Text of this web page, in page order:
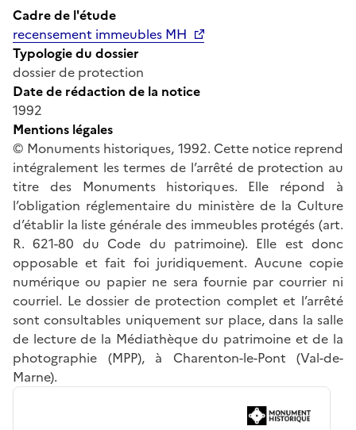
Cadre de l'étude
recensement immeubles MH
Typologie du dossier
dossier de protection
Date de rédaction de la notice
1992
Mentions légales
© Monuments historiques, 1992. Cette notice reprend
intégralement les termes de l’arrêté de protection au
titre des Monuments historiques. Elle répond à
l’obligation réglementaire du ministère de la Culture
d’établir la liste générale des immeubles protégés (art.
R. 621-80 du Code du patrimoine). Elle est donc
opposable et fait foi juridiquement. Aucune copie
numérique ou papier ne sera fournie par courrier ni
courriel. Le dossier de protection complet et l’arrêté
sont consultables uniquement sur place, dans la salle
de lecture de la Médiathèque du patrimoine et de la
photographie (MPP), à Charenton-le-Pont (Val-de-
Marne).